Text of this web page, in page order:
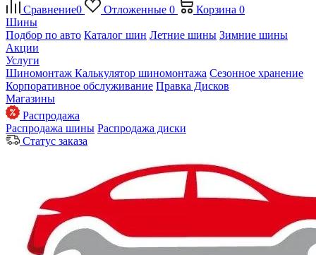
Сравнение0 Отложенные 0 Корзина 0
Шины
Подбор по авто Каталог шин Летние шины Зимние шины
Акции
Услуги
Шиномонтаж Калькулятор шиномонтажа Сезонное хранение
Корпоративное обслуживание Правка Дисков
Магазины
Распродажа
Распродажа шины Распродажа диски
Статус заказа